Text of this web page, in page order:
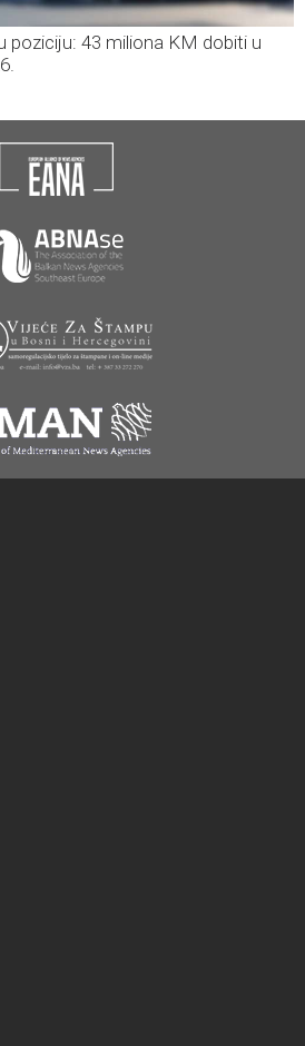
poziciju: 43 miliona KM dobiti u